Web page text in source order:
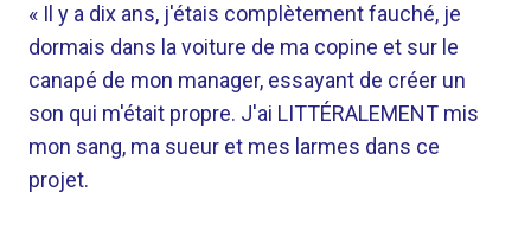
« Il y a dix ans, j'étais complètement fauché, je
dormais dans la voiture de ma copine et sur le
canapé de mon manager, essayant de créer un
son qui m'était propre. J'ai LITTÉRALEMENT mis
mon sang, ma sueur et mes larmes dans ce
projet.